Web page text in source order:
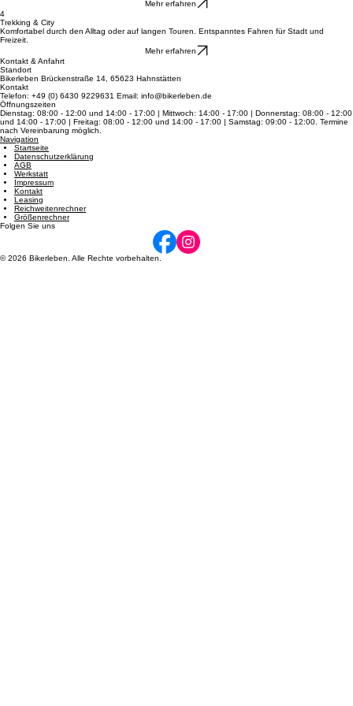
Entdecke pure Schnelligkeit auf dem Asphalt: federleichte Bauweise und Top-Speed für dein
sportliches Fahren.
Mehr erfahren
4
Komfortabel durch den Alltag oder auf langen Touren. Entspanntes Fahren für Stadt und
Freizeit.
Mehr erfahren
Kontakt & Anfahrt
Standort
Bikerleben Brückenstraße 14, 65623 Hahnstätten
Kontakt
Telefon: +49 (0) 6430 9229631 Email: info@bikerleben.de
Öffnungszeiten
Dienstag: 08:00 - 12:00 und 14:00 - 17:00 | Mittwoch: 14:00 - 17:00 | Donnerstag: 08:00 - 12:00
und 14:00 - 17:00 | Freitag: 08:00 - 12:00 und 14:00 - 17:00 | Samstag: 09:00 - 12:00. Termine
nach Vereinbarung möglich.
Navigation
Startseite
Datenschutzerklärung
AGB
Werkstatt
Impressum
Kontakt
Leasing